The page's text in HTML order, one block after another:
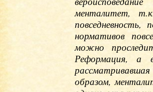
менталитет,
нормативов
можно
Реформация, а
образом,